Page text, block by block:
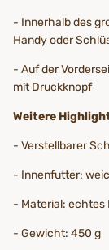
- Innerhalb des
Handy oder
- Auf der
mit Druckknopf
Weitere
- Verstellbarer
- Innenfutter:
- Material: echtes
- Gewicht: 450 g